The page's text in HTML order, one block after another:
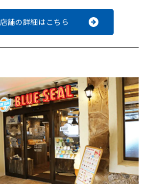
店舗の詳細はこちら